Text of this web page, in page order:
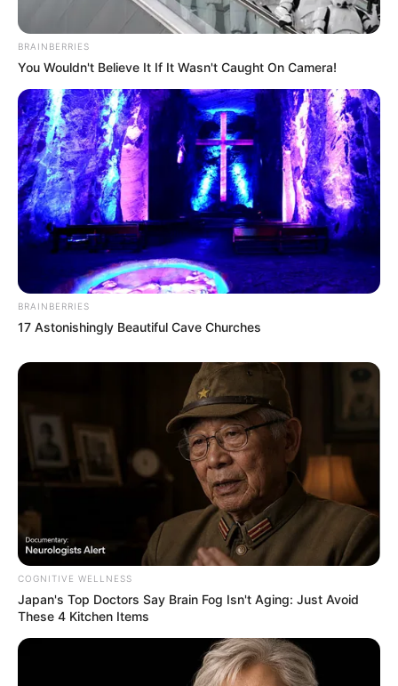
અમારી યુટ્યુબ ચેનલ ને Subscribe કરો
BRAINBERRIES
You Wouldn't Believe It If It Wasn't Caught On Camera!
BRAINBERRIES
17 Astonishingly Beautiful Cave Churches
COGNITIVE WELLNESS
Japan's Top Doctors Say Bra​in Fo​g Isn't Aging: Just Avoid
These 4 Kitchen Items